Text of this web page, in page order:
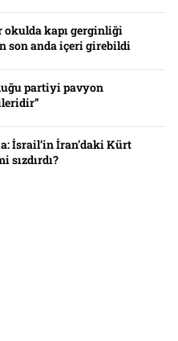
okulda kapı gerginliği
son anda içeri girebildi
partiyi pavyon
İsrail’in İran’daki Kürt
sızdırdı?